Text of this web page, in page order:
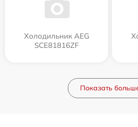
Холодильник AEG
SCE81816ZF
Показать